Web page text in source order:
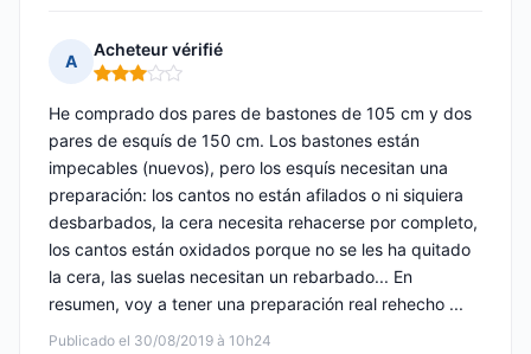
A
Acheteur vérifié
Nota: 3 de 5
Publicado el 30/08/2019 à 10h24
He comprado dos pares de bastones de 105 cm y dos
pares de esquís de 150 cm. Los bastones están
impecables (nuevos), pero los esquís necesitan una
preparación: los cantos no están afilados o ni siquiera
desbarbados, la cera necesita rehacerse por completo,
los cantos están oxidados porque no se les ha quitado
la cera, las suelas necesitan un rebarbado... En
resumen, voy a tener una preparación real rehecho ...